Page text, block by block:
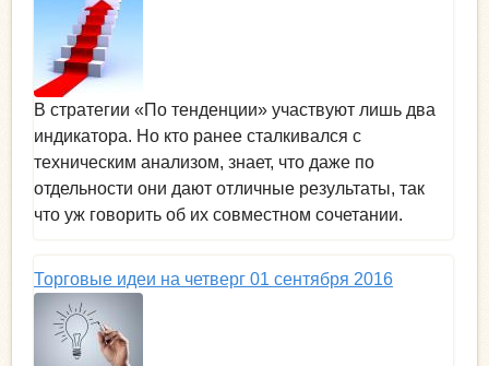
В стратегии «По тенденции» участвуют лишь два
индикатора. Но кто ранее сталкивался с
техническим анализом, знает, что даже по
отдельности они дают отличные результаты, так
что уж говорить об их совместном сочетании.
Торговые идеи на четверг 01 сентября 2016